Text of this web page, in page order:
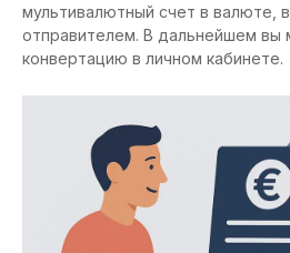
мультивалютный счет в валюте,
отправителем. В дальнейшем вы
конвертацию в личном кабинете.